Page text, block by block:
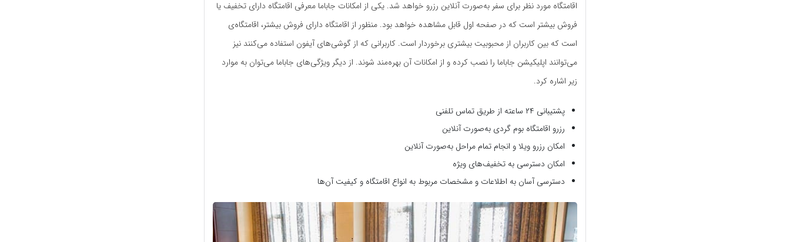
اقامتگاه مورد نظر برای سفر به‌صورت آنلاین رزرو خواهد شد. یکی از امکانات جاباما معرفی اقامتگاه‌ دارای تخفیف یا
فروش بیشتر است که در صفحه اول قابل مشاهده خواهد بود. منظور از اقامتگاه‌ دارای فروش بیشتر، اقامتگاه‌ی
است که بین کاربران از محبوبیت بیشتری برخوردار است. کاربرانی که از گوشی‌های آیفون استفاده می‌کنند نیز
می‌توانند اپلیکیشن جاباما را نصب کرده و از امکانات آن بهره‌مند شوند. از دیگر ویژگی‌های جاباما می‌توان به موارد
زیر اشاره کرد.
پشتیبانی ۲۴ ساعته از طریق تماس تلفنی
رزرو اقامتگاه‌ بوم گردی به‌صورت آنلاین
امکان رزرو ویلا و انجام تمام مراحل به‌صورت آنلاین
امکان دسترسی به تخفیف‌های ویژه
دسترسی آسان به اطلاعات و مشخصات مربوط به انواع اقامتگاه‌ و کیفیت آن‌ها